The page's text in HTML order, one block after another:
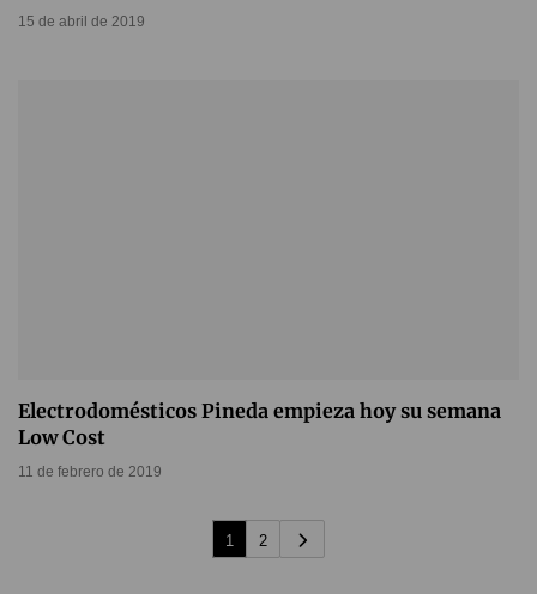
15 de abril de 2019
Electrodomésticos Pineda empieza hoy su semana
Low Cost
11 de febrero de 2019
1 2